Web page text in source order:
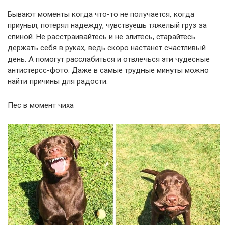
Бывают моменты когда что-то не получается, когда
приуныл, потерял надежду, чувствуешь тяжелый груз за
спиной. Не расстраивайтесь и не злитесь, старайтесь
держать себя в руках, ведь скоро настанет счастливый
день. А помогут расслабиться и отвлечься эти чудесные
антистерсс-фото. Даже в самые трудные минуты можно
найти причины для радости.
Пес в момент чиха